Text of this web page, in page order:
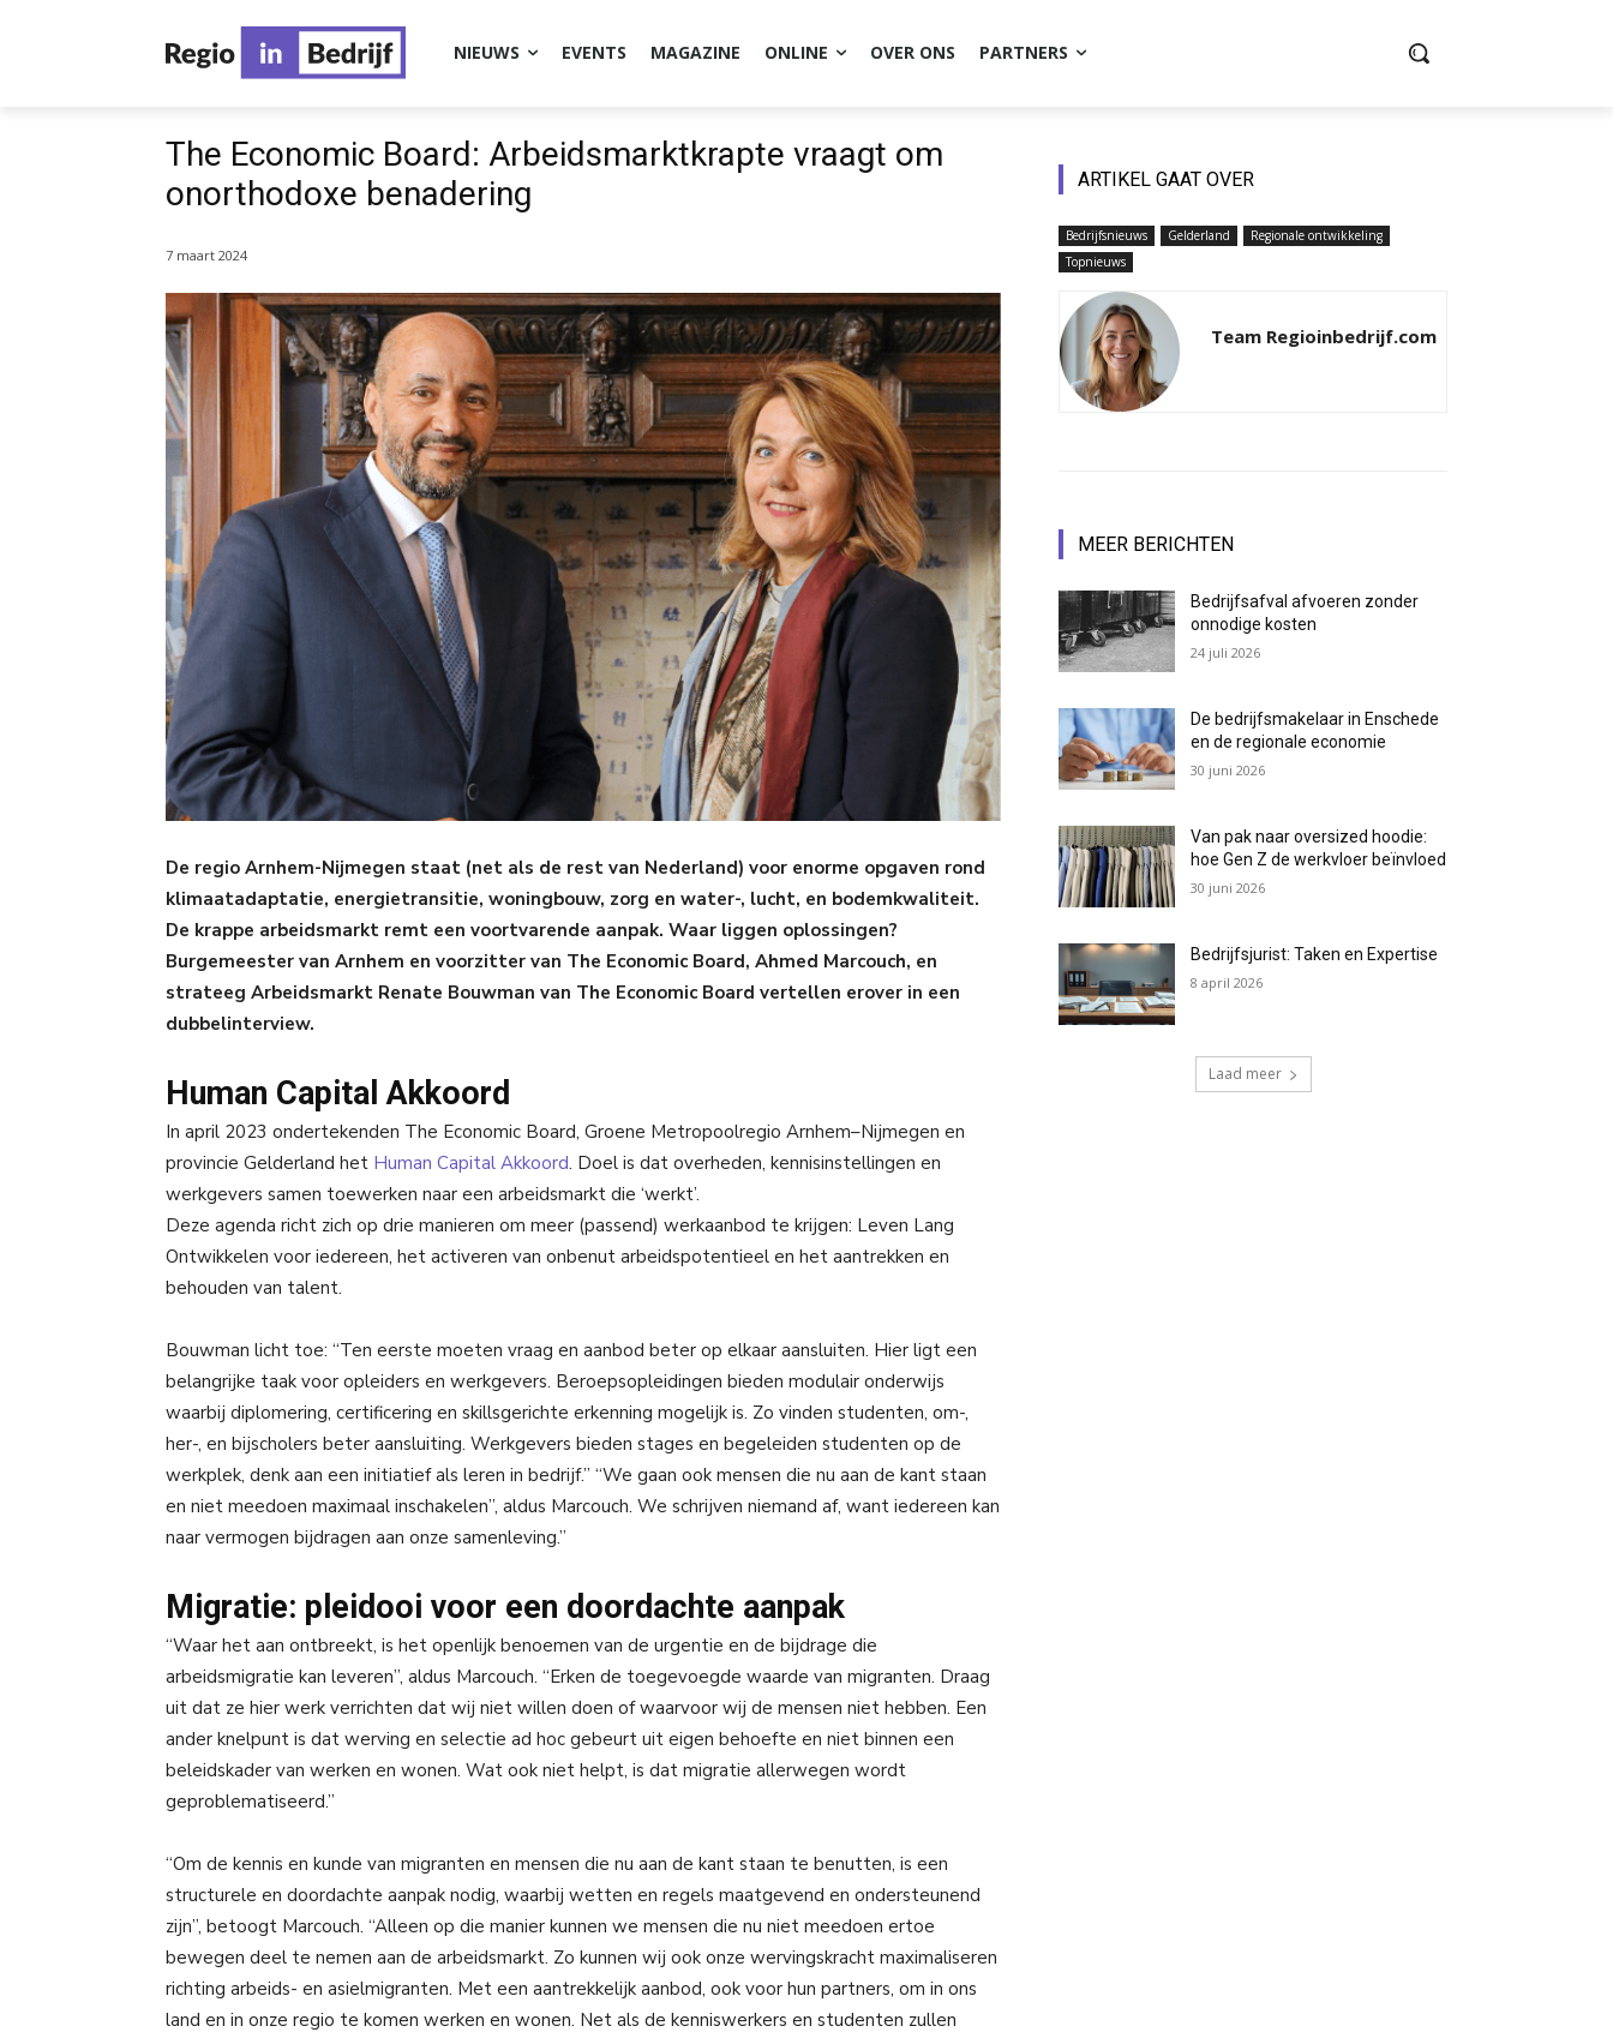
NIEUWS EVENTS MAGAZINE ONLINE OVER ONS PARTNERS
The Economic Board: Arbeidsmarktkrapte vraagt om
onorthodoxe benadering
7 maart 2024
De regio Arnhem-Nijmegen staat (net als de rest van Nederland) voor enorme opgaven rond
klimaatadaptatie, energietransitie, woningbouw, zorg en water-, lucht, en bodemkwaliteit.
De krappe arbeidsmarkt remt een voortvarende aanpak. Waar liggen oplossingen?
Burgemeester van Arnhem en voorzitter van The Economic Board, Ahmed Marcouch, en
strateeg Arbeidsmarkt Renate Bouwman van The Economic Board vertellen erover in een
dubbelinterview.
Human Capital Akkoord
In april 2023 ondertekenden The Economic Board, Groene Metropoolregio Arnhem–Nijmegen en
provincie Gelderland het Human Capital Akkoord. Doel is dat overheden, kennisinstellingen en
werkgevers samen toewerken naar een arbeidsmarkt die ‘werkt’.
Deze agenda richt zich op drie manieren om meer (passend) werkaanbod te krijgen: Leven Lang
Ontwikkelen voor iedereen, het activeren van onbenut arbeidspotentieel en het aantrekken en
behouden van talent.
Bouwman licht toe: “Ten eerste moeten vraag en aanbod beter op elkaar aansluiten. Hier ligt een
belangrijke taak voor opleiders en werkgevers. Beroepsopleidingen bieden modulair onderwijs
waarbij diplomering, certificering en skillsgerichte erkenning mogelijk is. Zo vinden studenten, om-,
her-, en bijscholers beter aansluiting. Werkgevers bieden stages en begeleiden studenten op de
werkplek, denk aan een initiatief als leren in bedrijf.” “We gaan ook mensen die nu aan de kant staan
en niet meedoen maximaal inschakelen”, aldus Marcouch. We schrijven niemand af, want iedereen kan
naar vermogen bijdragen aan onze samenleving.”
Migratie: pleidooi voor een doordachte aanpak
“Waar het aan ontbreekt, is het openlijk benoemen van de urgentie en de bijdrage die
arbeidsmigratie kan leveren”, aldus Marcouch. “Erken de toegevoegde waarde van migranten. Draag
uit dat ze hier werk verrichten dat wij niet willen doen of waarvoor wij de mensen niet hebben. Een
ander knelpunt is dat werving en selectie ad hoc gebeurt uit eigen behoefte en niet binnen een
beleidskader van werken en wonen. Wat ook niet helpt, is dat migratie allerwegen wordt
geproblematiseerd.”
“Om de kennis en kunde van migranten en mensen die nu aan de kant staan te benutten, is een
structurele en doordachte aanpak nodig, waarbij wetten en regels maatgevend en ondersteunend
zijn”, betoogt Marcouch. “Alleen op die manier kunnen we mensen die nu niet meedoen ertoe
bewegen deel te nemen aan de arbeidsmarkt. Zo kunnen wij ook onze wervingskracht maximaliseren
richting arbeids- en asielmigranten. Met een aantrekkelijk aanbod, ook voor hun partners, om in ons
land en in onze regio te komen werken en wonen. Net als de kenniswerkers en studenten zullen
ARTIKEL GAAT OVER
Bedrijfsnieuws Gelderland
Regionale ontwikkeling
Topnieuws
Team Regioinbedrijf.com
MEER BERICHTEN
Bedrijfsafval afvoeren zonder
onnodige kosten
24 juli 2026
De bedrijfsmakelaar in Enschede
en de regionale economie
30 juni 2026
Van pak naar oversized hoodie:
hoe Gen Z de werkvloer beïnvloed
30 juni 2026
Bedrijfsjurist: Taken en Expertise
8 april 2026
Laad meer